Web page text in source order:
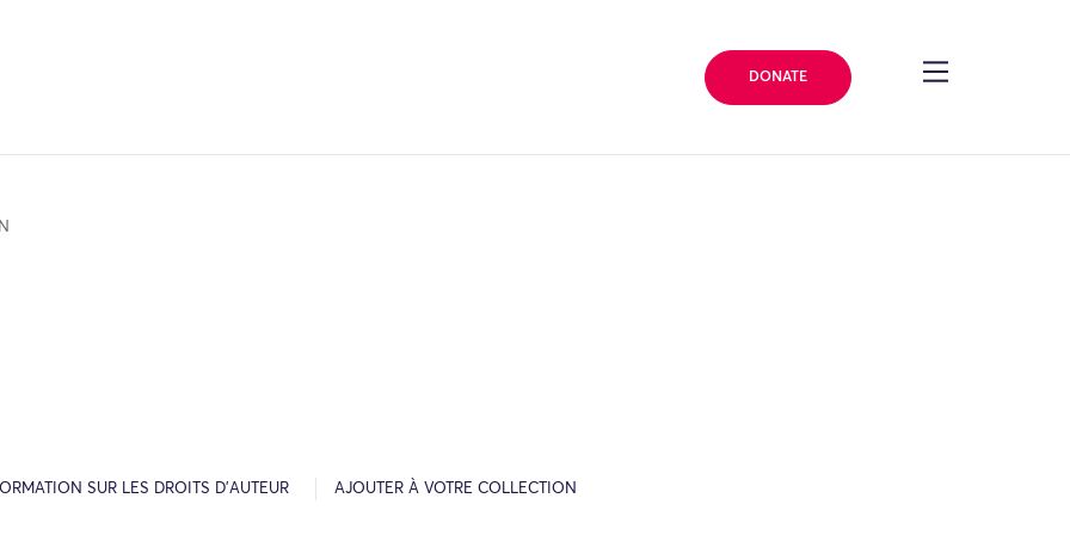
DONATE
SUR LES DROITS D’AUTEUR AJOUTER À VOTRE COLLECTION